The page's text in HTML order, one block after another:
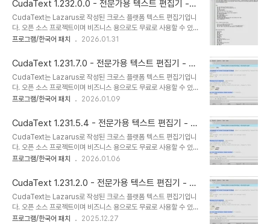
문 파서는 EControl 엔진을 기반으로 기능이 풍부합니다 (일부 경쟁
사만큼 빠르지는 않지만).특징많은 언어 (250개 이상의 렉서)에 대한
구문 강조.코드 트리: 렉서가 허용하는 경우 함수/클래스 등의 구조.코
드 접기.다중 캐럿 및 다중 선택.정규식으로 찾기/바꾸기.JSON 형식
CudaText 1.232.0.0 - 전문가용 텍스트 편집기 -
한국어 지원
CudaText는 Lazarus로 작성된 크로스 플랫폼 텍스트 편집기입니
다. 오픈 소스 프로젝트이며 비즈니스 용으로도 무료로 사용할 수 있습
니다. 매우 빠르게 시작됩니다. Linux on CPU Intel Core i3 3Hz
서, 외부 도구와 같은 Python 추가 기능으로 확장 할 수 있습니다. 구
문 파서는 EControl 엔진을 기반으로 기능이 풍부합니다 (일부 경쟁
사만큼 빠르지는 않지만).특징많은 언어 (250개 이상의 렉서)에 대한
구문 강조.코드 트리: 렉서가 허용하는 경우 함수/클래스 등의 구조.코
드 접기.다중 캐럿 및 다중 선택.정규식으로 찾기/바꾸기.JSON 형식
프로그램/한국어 패치 2026.01.31
CudaText 1.231.7.0 - 전문가용 텍스트 편집기 - 한
국어 지원
CudaText는 Lazarus로 작성된 크로스 플랫폼 텍스트 편집기입니
다. 오픈 소스 프로젝트이며 비즈니스 용으로도 무료로 사용할 수 있습
니다. 매우 빠르게 시작됩니다. Linux on CPU Intel Core i3 3Hz
서, 외부 도구와 같은 Python 추가 기능으로 확장 할 수 있습니다. 구
문 파서는 EControl 엔진을 기반으로 기능이 풍부합니다 (일부 경쟁
사만큼 빠르지는 않지만).특징많은 언어 (250개 이상의 렉서)에 대한
구문 강조.코드 트리: 렉서가 허용하는 경우 함수/클래스 등의 구조.코
드 접기.다중 캐럿 및 다중 선택.정규식으로 찾기/바꾸기.JSON 형식
프로그램/한국어 패치 2026.01.09
CudaText 1.231.5.4 - 전문가용 텍스트 편집기 - 한
국어 지원
CudaText는 Lazarus로 작성된 크로스 플랫폼 텍스트 편집기입니
다. 오픈 소스 프로젝트이며 비즈니스 용으로도 무료로 사용할 수 있습
니다. 매우 빠르게 시작됩니다. Linux on CPU Intel Core i3 3Hz
서, 외부 도구와 같은 Python 추가 기능으로 확장 할 수 있습니다. 구
문 파서는 EControl 엔진을 기반으로 기능이 풍부합니다 (일부 경쟁
사만큼 빠르지는 않지만).특징많은 언어 (250개 이상의 렉서)에 대한
구문 강조.코드 트리: 렉서가 허용하는 경우 함수/클래스 등의 구조.코
드 접기.다중 캐럿 및 다중 선택.정규식으로 찾기/바꾸기.JSON 형식
프로그램/한국어 패치 2026.01.06
CudaText 1.231.2.0 - 전문가용 텍스트 편집기 - 한
국어 지원
CudaText는 Lazarus로 작성된 크로스 플랫폼 텍스트 편집기입니
다. 오픈 소스 프로젝트이며 비즈니스 용으로도 무료로 사용할 수 있습
니다. 매우 빠르게 시작됩니다. Linux on CPU Intel Core i3 3Hz
프로그램/한국어 패치 2025.12.27